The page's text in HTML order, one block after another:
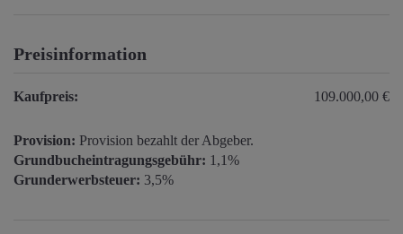
Preisinformation
Kaufpreis: 109.000,00 €
Provision: Provision bezahlt der Abgeber.
Grundbucheintragungsgebühr: 1,1%
Grunderwerbsteuer: 3,5%